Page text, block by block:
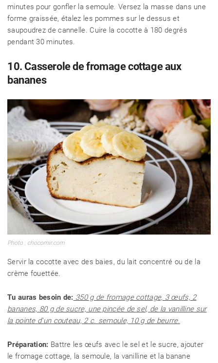
minutes pour gonfler la semoule. Versez la masse dans une
forme graissée, étalez les pommes sur le dessus et
saupoudrez de cannelle. Cuire la cocotte à 180 degrés
pendant 30 minutes.
10. Casserole de fromage cottage aux
bananes
Photo : chocomir.com
Servir la cocotte avec des baies, du lait concentré ou de la
crème fouettée.
Tu auras besoin de: 350 g de fromage cottage, 3 œufs, 2
bananes, 80 g de sucre, une pincée de sel, de la vanilline sur
la pointe d'un couteau, 2 c. semoule, 10 g de beurre.
Préparation: Battre les œufs avec le sel et le sucre, ajouter
le fromage cottage, la semoule, la vanilline et la banane